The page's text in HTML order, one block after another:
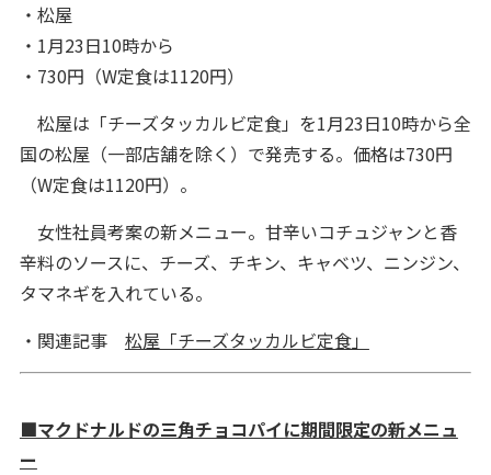
・松屋
・1月23日10時から
・730円（W定食は1120円）
松屋は「チーズタッカルビ定食」を1月23日10時から全
国の松屋（一部店舗を除く）で発売する。価格は730円
（W定食は1120円）。
女性社員考案の新メニュー。甘辛いコチュジャンと香
辛料のソースに、チーズ、チキン、キャベツ、ニンジン、
タマネギを入れている。
・関連記事 松屋「チーズタッカルビ定食」
■マクドナルドの三角チョコパイに期間限定の新メニュ
ー